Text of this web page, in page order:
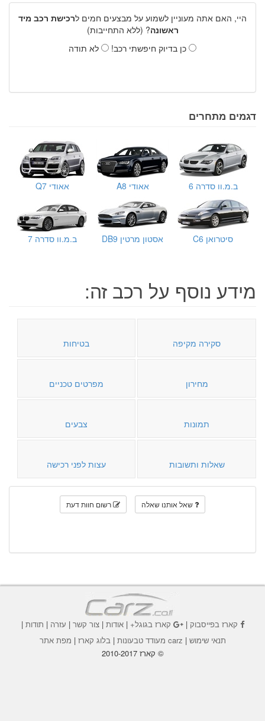
היי, האם אתה מעוניין לשמוע על מבצעים חמים לרכישת רכב מיד
ראשונה? (ללא התחייבות)
כן בדיוק חיפשתי רכב!
לא תודה
דגמים מתחרים
ב.מ.וו סדרה 6 אאודי A8 אאודי Q7
סיטרואן C6 אסטון מרטין DB9 ב.מ.וו סדרה 7
מידע נוסף על רכב זה:
סקירה מקיפה בטיחות
מחירון מפרטים טכניים
תמונות צבעים
שאלות ותשובות עצות לפני רכישה
שאל אותנו שאלה רשום חוות דעת
קארז בפייסבוק| קארז בגוגל+|אודות |צור קשר | עזרה | תודות |
תנאי שימוש | carz מעודד טבעונות |בלוג קארז | מפת אתר
© קארז 2010-2017